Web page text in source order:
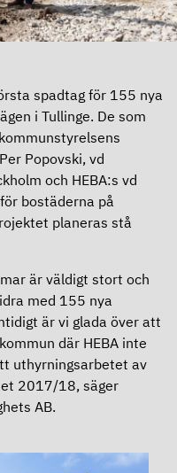
spadtag för 155 nya
i Tullinge. De som
Popovski, vd
och HEBA:s vd
bostäderna på
planeras stå
är väldigt stort och
med 155 nya
är vi glada över att
där HEBA inte
uthyrningsarbetet av
2017/18, säger
AB.